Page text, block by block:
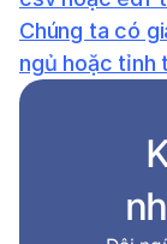
Chúng ta có
ngủ hoặc tỉnh